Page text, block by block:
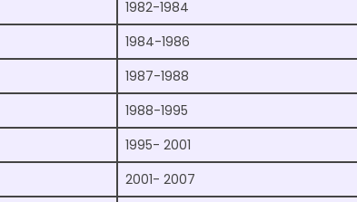
1982-1984
1984-1986
1987-1988
1988-1995
1995- 2001
2001- 2007